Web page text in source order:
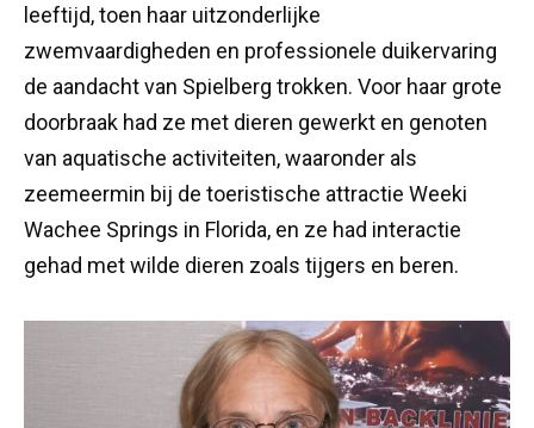
leeftijd, toen haar uitzonderlijke
zwemvaardigheden en professionele duikervaring
de aandacht van Spielberg trokken. Voor haar grote
doorbraak had ze met dieren gewerkt en genoten
van aquatische activiteiten, waaronder als
zeemeermin bij de toeristische attractie Weeki
Wachee Springs in Florida, en ze had interactie
gehad met wilde dieren zoals tijgers en beren.